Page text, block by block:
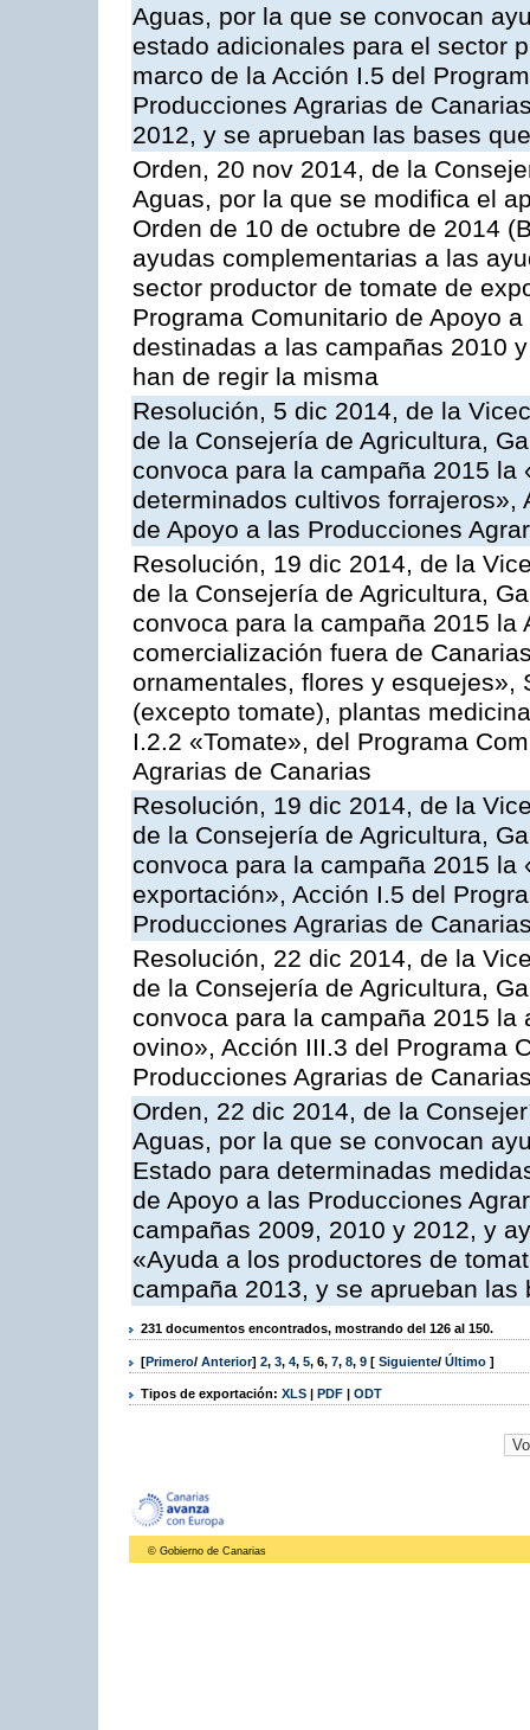
Aguas, por la que se convocan
estado adicionales para el sector
marco de la Acción I.5 del
Producciones Agrarias de
2012, y se aprueban las bases
Orden, 20 nov 2014, de la
Aguas, por la que se modifica el
Orden de 10 de octubre de 2014
ayudas complementarias a las
sector productor de tomate de
Programa Comunitario de Apoyo
destinadas a las campañas 2010
han de regir la misma
Resolución, 5 dic 2014, de la
de la Consejería de Agricultura,
convoca para la campaña 2015 la
determinados cultivos forrajeros»,
de Apoyo a las Producciones
Resolución, 19 dic 2014, de la
de la Consejería de Agricultura,
convoca para la campaña 2015 la
comercialización fuera de
ornamentales, flores y esquejes»,
(excepto tomate), plantas
I.2.2 «Tomate», del Programa
Agrarias de Canarias
Resolución, 19 dic 2014, de la
de la Consejería de Agricultura,
convoca para la campaña 2015
exportación», Acción I.5 del
Producciones Agrarias de
Resolución, 22 dic 2014, de la
de la Consejería de Agricultura,
convoca para la campaña 2015
ovino», Acción III.3 del Programa
Producciones Agrarias de
Orden, 22 dic 2014, de la
Aguas, por la que se convocan
Estado para determinadas
de Apoyo a las Producciones
campañas 2009, 2010 y 2012, y
«Ayuda a los productores de
campaña 2013, y se aprueban
231 documentos encontrados, mostrando del 126 al 150.
[Primero/ Anterior] 2, 3, 4, 5, 6, 7, 8, 9 [ Siguiente/ Último ]
Tipos de exportación: XLS | PDF | ODT
© Gobierno de Canarias